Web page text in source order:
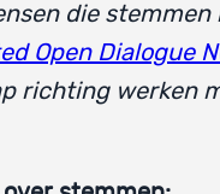
die stemmen
Open Dialogue
richting werken